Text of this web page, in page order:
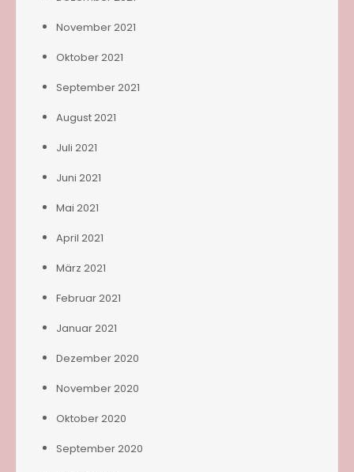
November 2021
Oktober 2021
September 2021
August 2021
Juli 2021
Juni 2021
Mai 2021
April 2021
März 2021
Februar 2021
Januar 2021
Dezember 2020
November 2020
Oktober 2020
September 2020